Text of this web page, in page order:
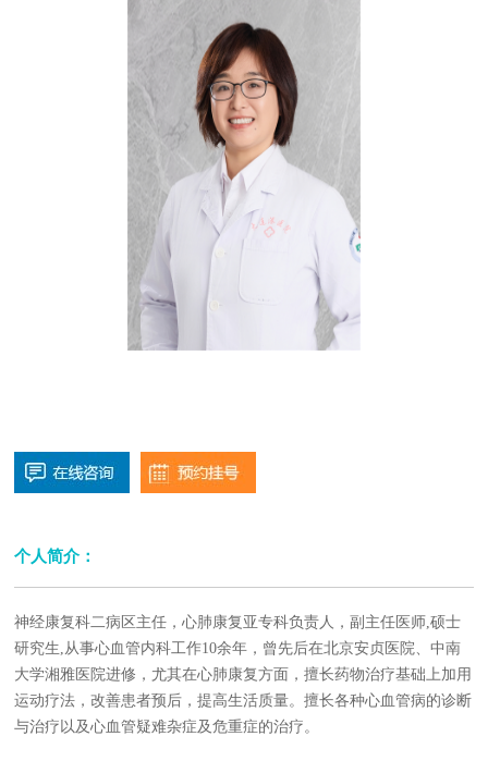
个人简介：
神经康复科二病区主任，心肺康复亚专科负责人， 副主任医师,硕士
研究生,从事心血管内科工作10余年，曾先后在北京安贞医院、中南
大学湘雅医院进修，尤其在心肺康复方面，擅长药物治疗基础上加用
运动疗法，改善患者预后，提高生活质量。擅长各种心血管病的诊断
与治疗以及心血管疑难杂症及危重症的治疗。